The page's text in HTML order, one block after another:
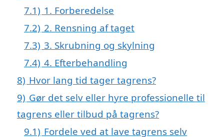
7.1) 1. Forberedelse
7.2) 2. Rensning af taget
7.3) 3. Skrubning og skylning
7.4) 4. Efterbehandling
8) Hvor lang tid tager tagrens?
9) Gør det selv eller hyre professionelle til
tagrens eller tilbud på tagrens?
9.1) Fordele ved at lave tagrens selv